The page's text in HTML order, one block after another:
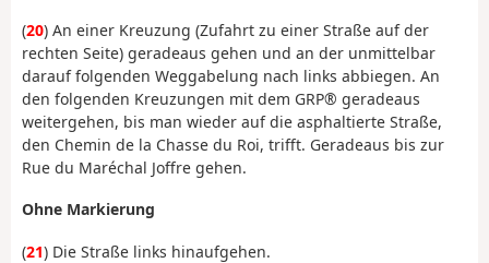
(20) An einer Kreuzung (Zufahrt zu einer Straße auf der
rechten Seite) geradeaus gehen und an der unmittelbar
darauf folgenden Weggabelung nach links abbiegen. An
den folgenden Kreuzungen mit dem GRP® geradeaus
weitergehen, bis man wieder auf die asphaltierte Straße,
den Chemin de la Chasse du Roi, trifft. Geradeaus bis zur
Rue du Maréchal Joffre gehen.
Ohne Markierung
(21) Die Straße links hinaufgehen.